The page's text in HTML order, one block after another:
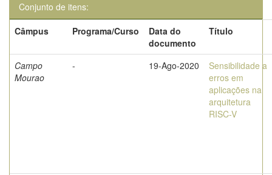
Conjunto de itens:
Câmpus
Programa/Curso
Data do
documento
Título
Campo
Mourao
- 19-Ago-2020
Sensibilidade a
erros em
aplicações na
arquitetura
RISC-V